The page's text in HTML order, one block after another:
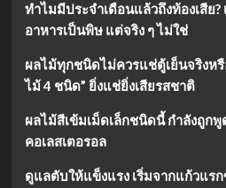
แข็ง
แรง
จาก
แก้ว
ของ
วัน!
5
ดื่ม
ทำไมมีประจำเดือนแล้วถึงท้องเสีย
อาหารเป็นพิษ แต่จริง ๆ ไม่ใช่
ผลไม้ทุกชนิดไม่ควรแช่ตู้เย็นจริงหรื
ไม้ 4 ชนิด” ยิ่งแช่ยิ่งเสียรสชาติ
ผลไม้สีเข้มเม็ดเล็กชนิดนี้ กำลังถูก
คอเลสเตอรอล
ดูแลตับให้แข็งแรง เริ่มจากแก้วแร